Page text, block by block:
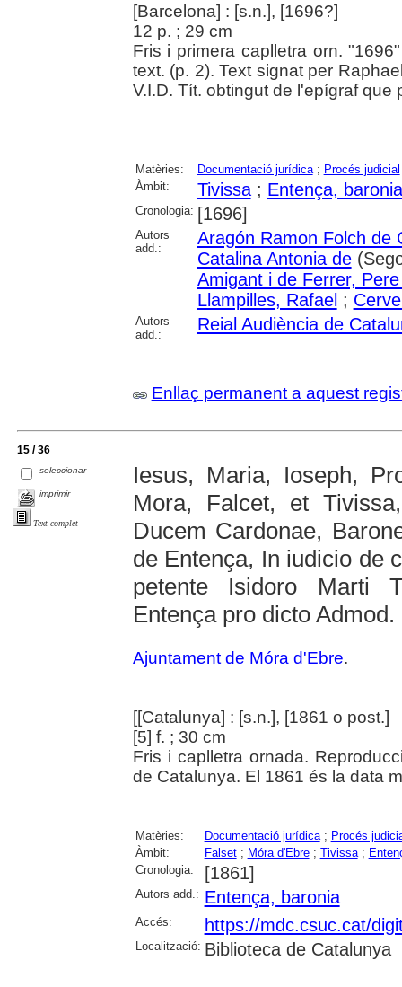
[Barcelona] : [s.n.], [1696?]
12 p. ; 29 cm
Fris i primera caplletra orn.
text. (p. 2). Text signat per
V.I.D. Tít. obtingut de l'epígraf que
Matèries: Documentació jurídica; Procés judicial
Àmbit:
Tivissa; Entença, baronia
Cronologia: [1696]
Autors
add.:
Aragón Ramon Folch de
Catalina Antonia de
Amigant i de Ferrer,
Llampilles, Rafael;
Autors
add.:
Reial Audiència de
Enllaç permanent a aquest
15 / 36
seleccionar
imprimir
Text complet
Iesus, Maria, Ioseph,
Mora, Falcet, et
Ducem Cardonae,
de Entença, In iudicio de
petente Isidoro Marti
Entença pro dicto
Ajuntament de Móra d'Ebre.
[[Catalunya] : [s.n.], [1861 o post.]
[5] f. ; 30 cm
Fris i caplletra ornada.
de Catalunya. El 1861 és la data
Matèries: Documentació jurídica; Procés
Àmbit:
Falset; Móra d'Ebre; Tivissa;
Cronologia:
[1861]
Autors add.: Entença, baronia
Accés: https://mdc.csuc.cat/
Localització: Biblioteca de Catalunya